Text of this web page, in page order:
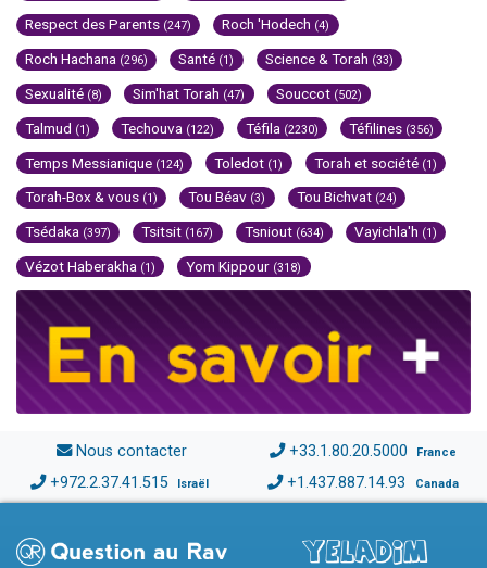
Respect des Parents (247) Roch 'Hodech (4)
Roch Hachana (296) Santé (1) Science & Torah (33)
Sexualité (8) Sim'hat Torah (47) Souccot (502)
Talmud (1) Techouva (122) Téfila (2230) Téfilines (356)
Temps Messianique (124) Toledot (1) Torah et société (1)
Torah-Box & vous (1) Tou Béav (3) Tou Bichvat (24)
Tsédaka (397) Tsitsit (167) Tsniout (634) Vayichla'h (1)
Vézot Haberakha (1) Yom Kippour (318)
Nous contacter +33.1.80.20.5000 France
+972.2.37.41.515 Israël +1.437.887.14.93 Canada